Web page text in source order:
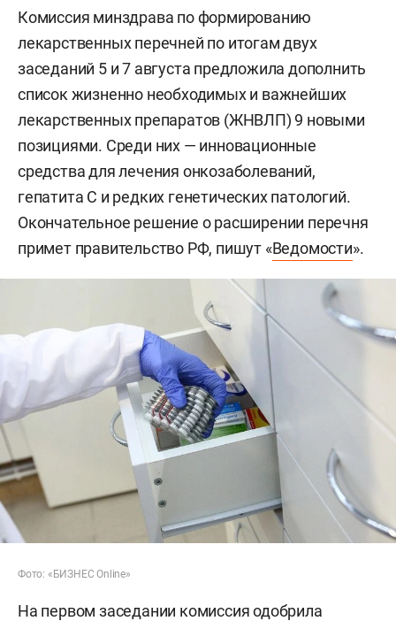
Комиссия минздрава по формированию
лекарственных перечней по итогам двух
заседаний 5 и 7 августа предложила дополнить
список жизненно необходимых и важнейших
лекарственных препаратов (ЖНВЛП) 9 новыми
позициями. Среди них — инновационные
средства для лечения онкозаболеваний,
гепатита С и редких генетических патологий.
Окончательное решение о расширении перечня
примет правительство РФ, пишут «Ведомости».
Фото: «БИЗНЕС Online»
На первом заседании комиссия одобрила